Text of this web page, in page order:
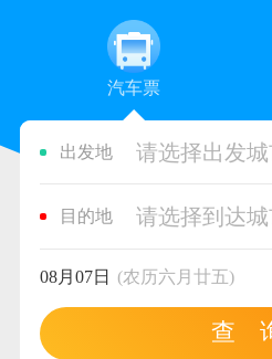
汽车票
出发地 请选择出发
目的地 请选择到达
08月07日 (农历六月廿五)
查